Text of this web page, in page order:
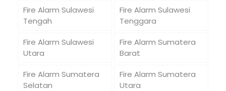
Fire Alarm Sulawesi
Tengah
Fire Alarm Sulawesi
Tenggara
Fire Alarm Sulawesi
Utara
Fire Alarm Sumatera
Barat
Fire Alarm Sumatera
Selatan
Fire Alarm Sumatera
Utara